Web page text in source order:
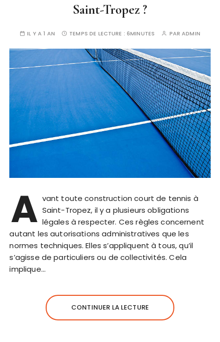
Saint-Tropez ?
IL Y A 1 AN TEMPS DE LECTURE :6MINUTES PARADMIN
A vant toute construction court de tennis à
Saint-Tropez, il y a plusieurs obligations
légales à respecter. Ces règles concernent
autant les autorisations administratives que les
normes techniques. Elles s’appliquent à tous, qu’il
s’agisse de particuliers ou de collectivités. Cela
implique…
CONTINUER LA LECTURE